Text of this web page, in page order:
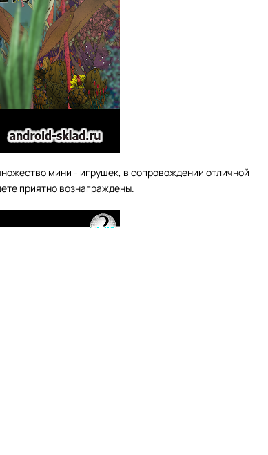
мини - игрушек, в сопровождении отличной
приятно вознаграждены.